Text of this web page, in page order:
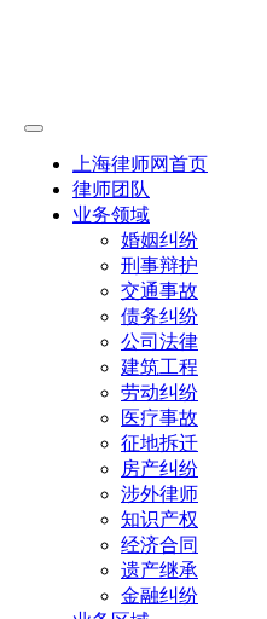
上海律师网首页
律师团队
业务领域
婚姻纠纷
刑事辩护
交通事故
债务纠纷
公司法律
建筑工程
劳动纠纷
医疗事故
征地拆迁
房产纠纷
涉外律师
知识产权
经济合同
遗产继承
金融纠纷